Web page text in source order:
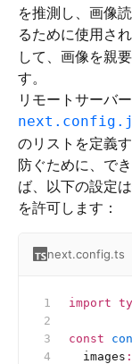
を推測し、画像
るために使用さ
して、画像を親
す。
リモートサーバ
のリストを定義
防ぐために、で
ば、以下の設定
を許可します：
next.config.ts
import
const
  images
: